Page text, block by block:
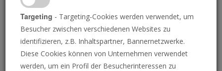
P
Targeting - Targeting-Cookies werden verwendet, um
Besucher zwischen verschiedenen Websites zu
identifizieren, z.B. Inhaltspartner, Bannernetzwerke.
Diese Cookies können von Unternehmen verwendet
werden, um ein Profil der Besucherinteressen zu